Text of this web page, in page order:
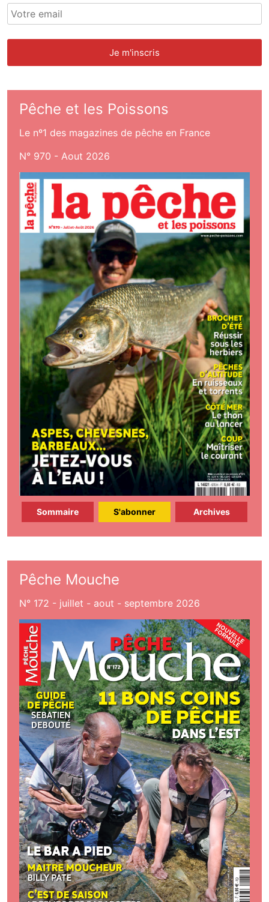
Pêche et les Poissons
Le nº1 des magazines de pêche en France
N° 970 - Aout 2026
Sommaire S'abonner Archives
Pêche Mouche
N° 172 - juillet - aout - septembre 2026